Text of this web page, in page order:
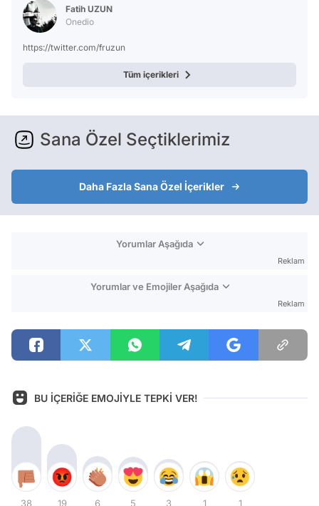
Fatih UZUN
Onedio
https://twitter.com/fruzun
Tüm içerikleri
Sana Özel Seçtiklerimiz
Daha Fazla Sana Özel İçerikler
Yorumlar Aşağıda
Reklam
Yorumlar ve Emojiler Aşağıda
Reklam
BU İÇERİĞE EMOJİYLE TEPKİ VER!
38 19 6 5 3 1 1